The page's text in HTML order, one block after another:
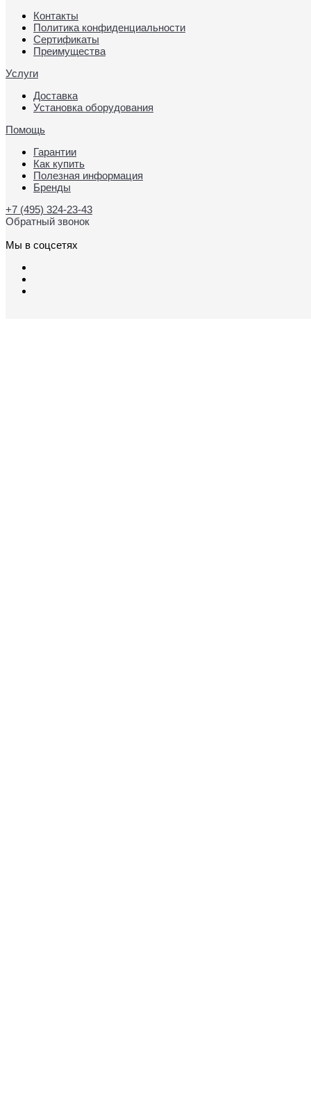
Контакты
Политика конфиденциальности
Сертификаты
Преимущества
Услуги
Доставка
Установка оборудования
Помощь
Гарантии
Как купить
Полезная информация
Бренды
+7 (495) 324-23-43
Обратный звонок
Мы в соцсетях